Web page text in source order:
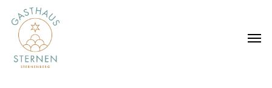
main
content
Menu